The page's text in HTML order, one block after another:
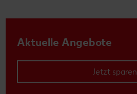
Aktuelle Angebote
Jetzt sparen